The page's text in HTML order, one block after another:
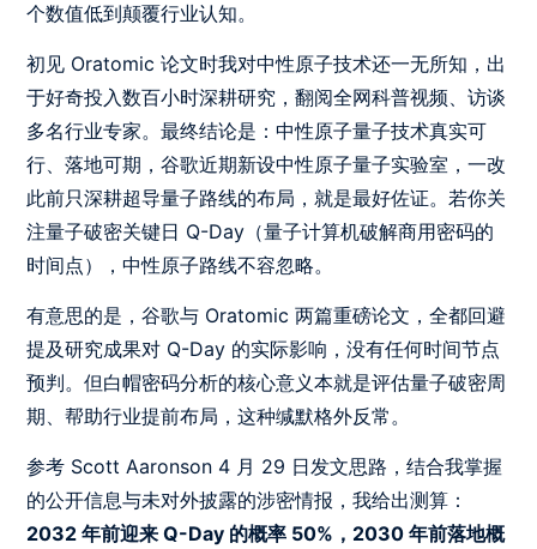
个数值低到颠覆行业认知。
初见 Oratomic 论文时我对中性原子技术还一无所知，出
于好奇投入数百小时深耕研究，翻阅全网科普视频、访谈
多名行业专家。最终结论是：中性原子量子技术真实可
行、落地可期，谷歌近期新设中性原子量子实验室，一改
此前只深耕超导量子路线的布局，就是最好佐证。若你关
注量子破密关键日 Q-Day（量子计算机破解商用密码的
时间点），中性原子路线不容忽略。
有意思的是，谷歌与 Oratomic 两篇重磅论文，全都回避
提及研究成果对 Q-Day 的实际影响，没有任何时间节点
预判。但白帽密码分析的核心意义本就是评估量子破密周
期、帮助行业提前布局，这种缄默格外反常。
参考 Scott Aaronson 4 月 29 日发文思路，结合我掌握
的公开信息与未对外披露的涉密情报，我给出测算：
2032 年前迎来 Q-Day 的概率 50%，2030 年前落地概